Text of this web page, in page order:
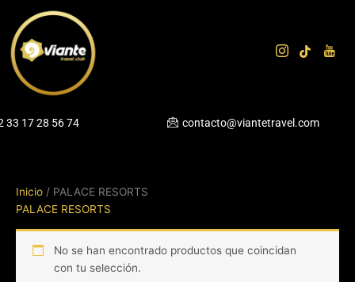
contenido
33 17 28 56 74 contacto@viantetravel.com
Inicio / PALACE RESORTS
PALACE RESORTS
No se han encontrado productos que coincidan
con tu selección.